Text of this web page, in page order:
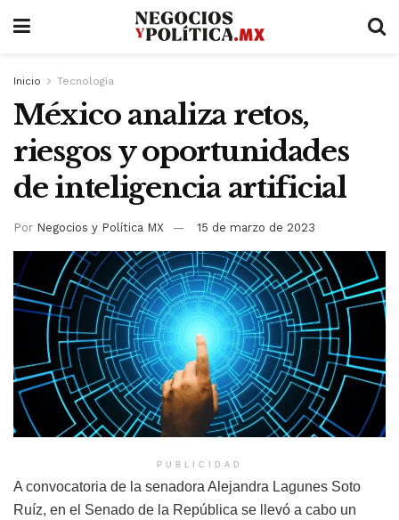
Inicio Tecnología
México analiza retos,
riesgos y oportunidades
de inteligencia artificial
Por Negocios y Política MX 15 de marzo de 2023
PUBLICIDAD
A convocatoria de la senadora Alejandra Lagunes Soto
Ruíz, en el Senado de la República se llevó a cabo un